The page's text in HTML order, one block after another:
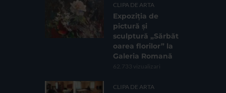
CLIPA DE ARTA
Expoziția de
pictură și
sculptură „Sărbăt
oarea florilor” la
Galeria Romană
62.733 vizualizari
CLIPA DE ARTA